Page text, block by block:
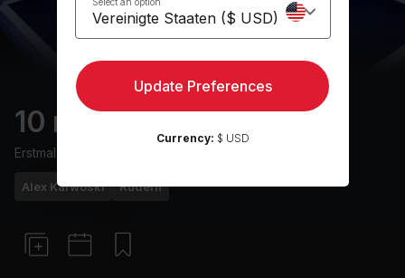
10 min HIIT Row
Erstmals ausgestrahlt am
Alex Karwoski Rudern
Update Preferences
Currency: $ USD